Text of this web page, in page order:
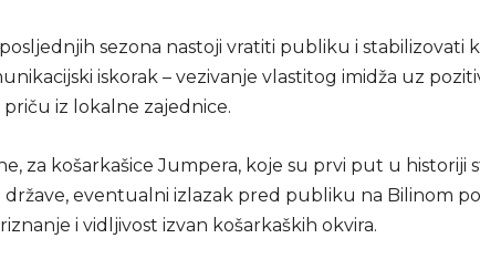
sezona nastoji vratiti publiku i stabilizovati
iskorak – vezivanje vlastitog imidža uz
iz lokalne zajednice.
za košarkašice Jumpera, koje su prvi put u historiji
eventualni izlazak pred publiku na Bilinom
i vidljivost izvan košarkaških okvira.